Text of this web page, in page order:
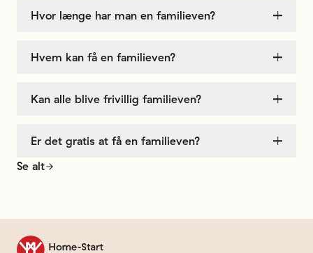
Hvor længe har man en familieven?
Hvem kan få en familieven?
Kan alle blive frivillig familieven?
Er det gratis at få en familieven?
Se alt
Til forsiden